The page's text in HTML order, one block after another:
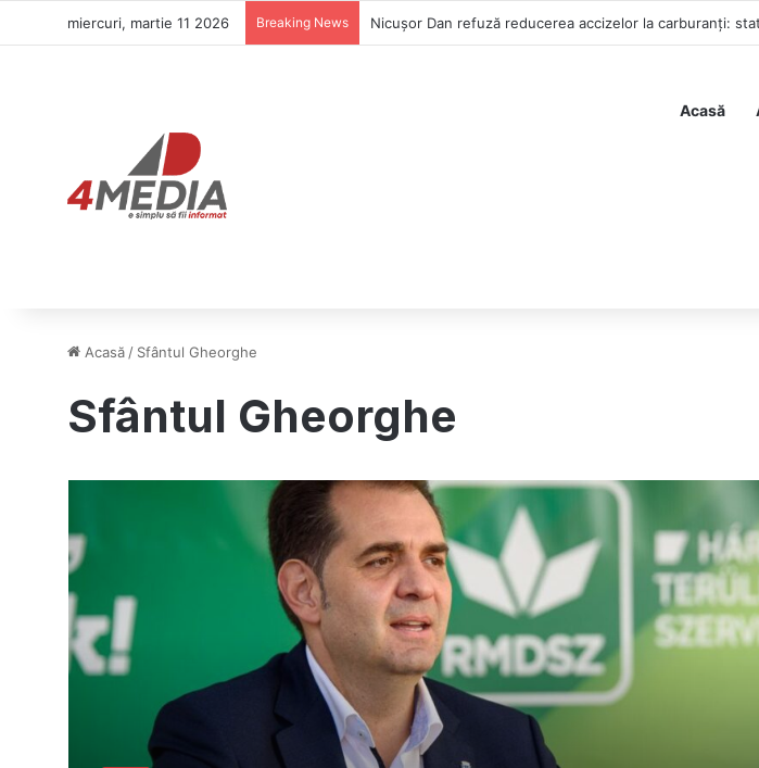
miercuri, martie 11 2026 Breaking News Nicușor Dan refuză reducerea accizelor la carburanți:
Acasă
Acasă / Sfântul Gheorghe
Sfântul Gheorghe